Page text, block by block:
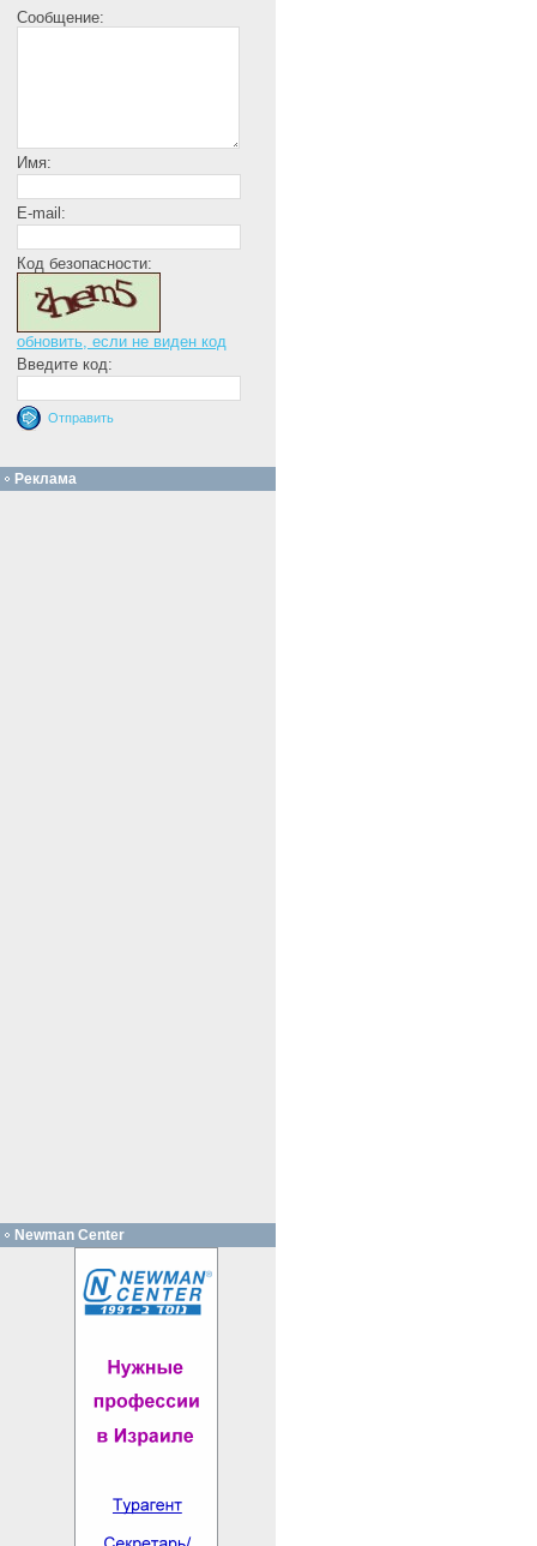
Сообщение:
Имя:
E-mail:
Код безопасности:
обновить, если не виден код
Введите код:
Реклама
Newman Center